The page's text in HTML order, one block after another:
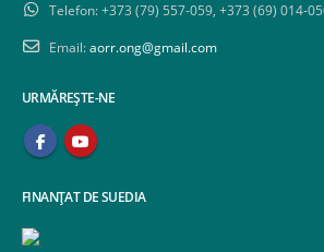
Telefon:+373 (79) 557-059, +373 (69) 014-
Email:aorr.ong@gmail.com
URMĂREȘTE-NE
FINANȚAT DE SUEDIA